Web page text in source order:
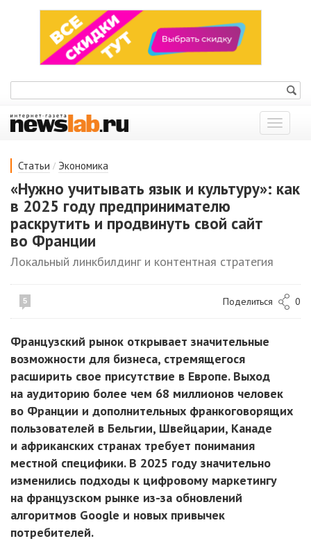
Показать
меню
Статьи / Экономика
«Нужно учитывать язык и культуру»: как
в 2025 году предпринимателю
раскрутить и продвинуть свой сайт
во Франции
Локальный линкбилдинг и контентная стратегия
5 Поделиться 0
Французский рынок открывает значительные
возможности для бизнеса, стремящегося
расширить свое присутствие в Европе. Выход
на аудиторию более чем 68 миллионов человек
во Франции и дополнительных франкоговорящих
пользователей в Бельгии, Швейцарии, Канаде
и африканских странах требует понимания
местной специфики. В 2025 году значительно
изменились подходы к цифровому маркетингу
на французском рынке из-за обновлений
алгоритмов Google и новых привычек
потребителей.